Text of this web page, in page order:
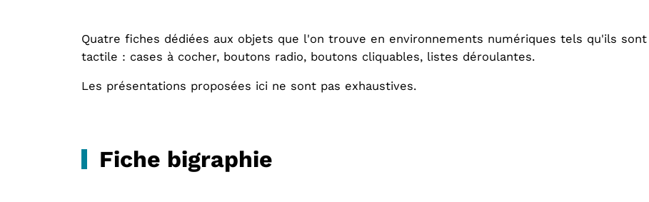
Quatre fiches dédiées aux objets que l'on trouve en environnements numériques tels qu'ils
tactile : cases à cocher, boutons radio, boutons cliquables, listes déroulantes.
Les présentations proposées ici ne sont pas exhaustives.
Fiche bigraphie